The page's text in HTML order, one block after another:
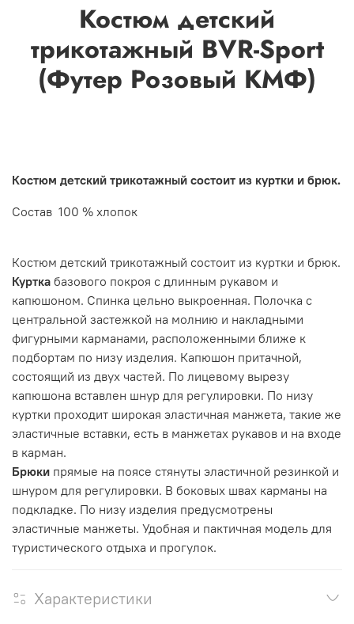
Костюм детский
трикотажный BVR-Sport
(Футер Розовый КМФ)
Костюм детский трикотажный состоит из куртки и брюк.
Состав 100 % хлопок
Костюм детский трикотажный состоит из куртки и брюк.
Куртка базового покроя с длинным рукавом и
капюшоном. Спинка цельно выкроенная. Полочка с
центральной застежкой на молнию и накладными
фигурными карманами, расположенными ближе к
подбортам по низу изделия. Капюшон притачной,
состоящий из двух частей. По лицевому вырезу
капюшона вставлен шнур для регулировки. По низу
куртки проходит широкая эластичная манжета, такие же
эластичные вставки, есть в манжетах рукавов и на входе
в карман.
Брюки прямые на поясе стянуты эластичной резинкой и
шнуром для регулировки. В боковых швах карманы на
подкладке. По низу изделия предусмотрены
эластичные манжеты. Удобная и пактичная модель для
туристического отдыха и прогулок.
Характеристики